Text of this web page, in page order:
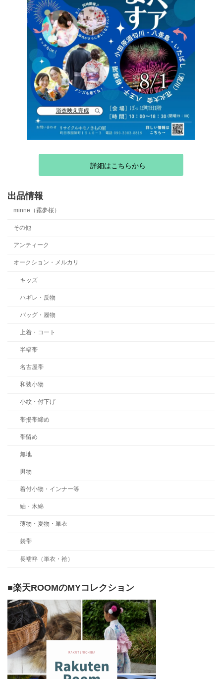
詳細はこちらから
出品情報
minne（霧夢桜）
その他
アンティーク
オークション・メルカリ
キッズ
ハギレ・反物
バッグ・履物
上着・コート
半幅帯
名古屋帯
和装小物
小紋・付下げ
帯揚帯締め
帯留め
無地
男物
着付小物・インナー等
紬・木綿
薄物・夏物・単衣
袋帯
長襦袢（単衣・袷）
■楽天ROOMのMYコレクション